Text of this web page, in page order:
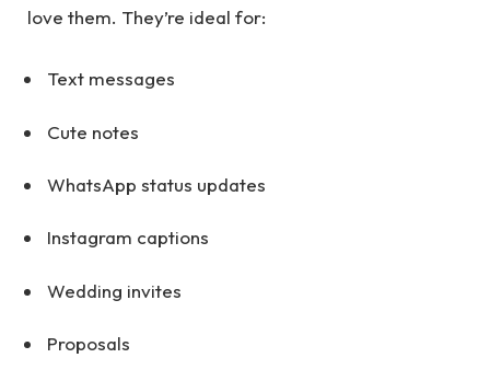
love them. They’re ideal for:
Text messages
Cute notes
WhatsApp status updates
Instagram captions
Wedding invites
Proposals